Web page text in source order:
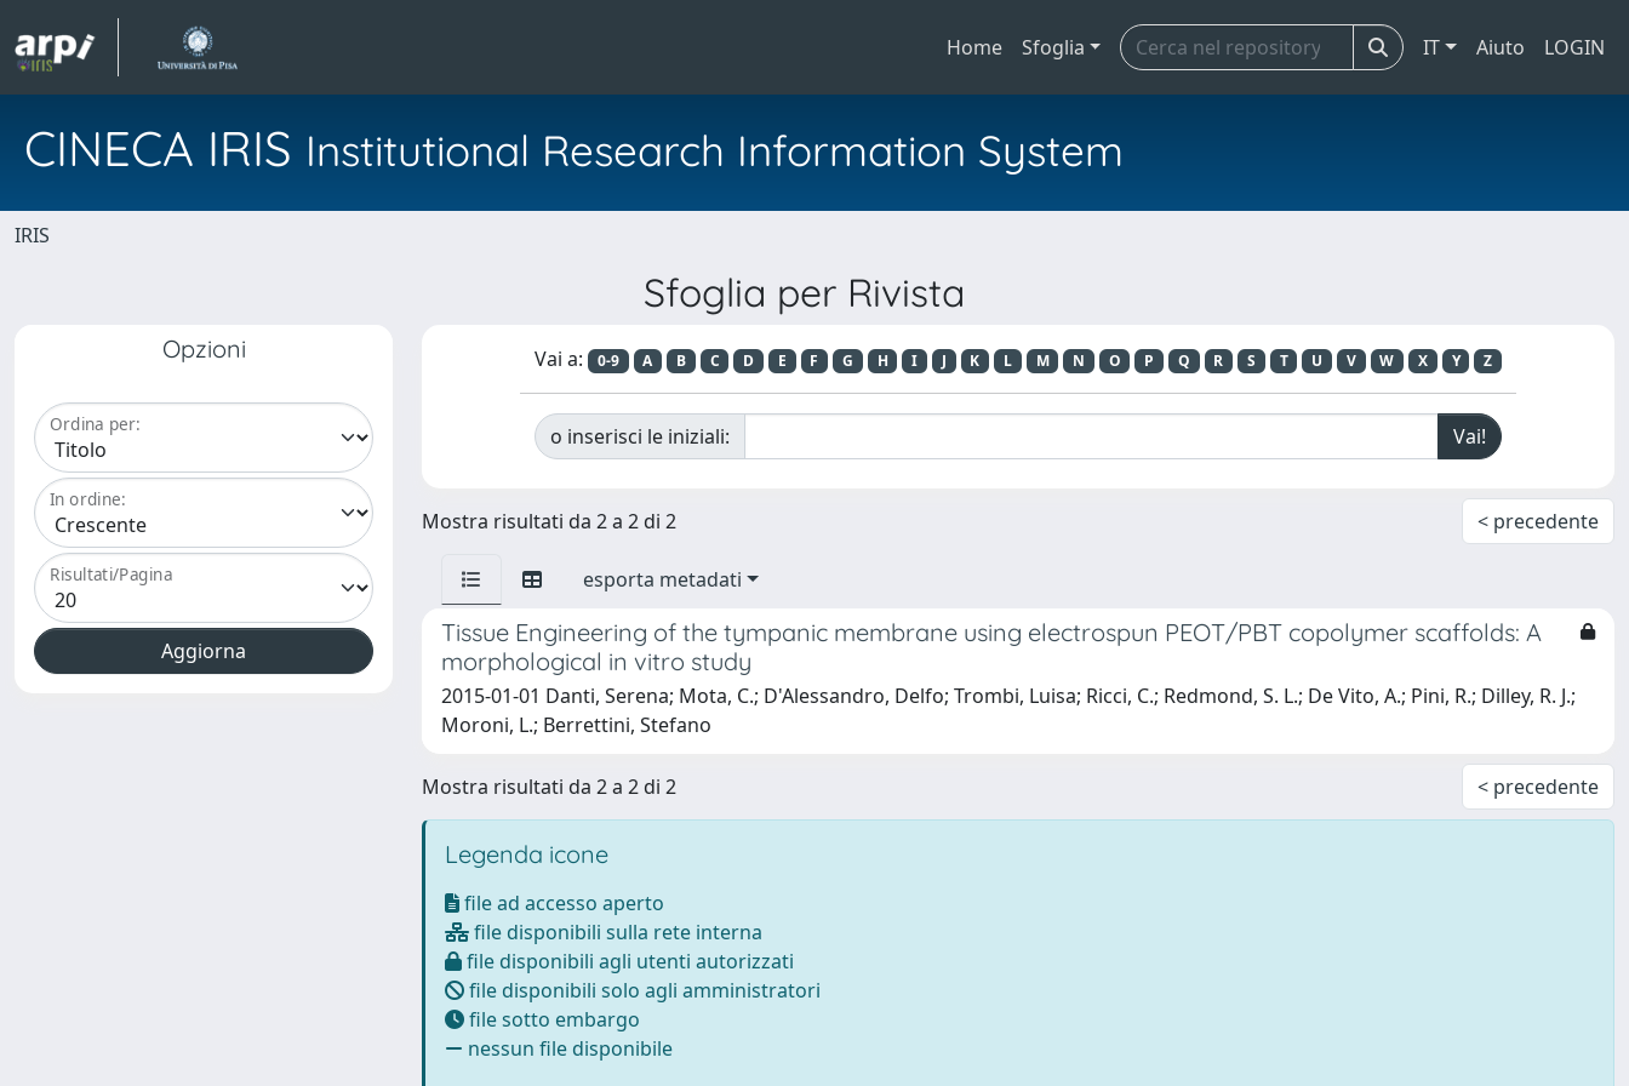
Home Sfoglia IT Aiuto LOGIN
CINECA IRIS Institutional Research Information System
IRIS
Sfoglia per Rivista
Opzioni
Ordina per:
In ordine:
Risultati/Pagina
Vai a: 0-9 A B C D E F G H I J K L M N O P Q R S T U V W X Y Z
o inserisci le iniziali:
Mostra risultati da 2 a 2 di 2 < precedente
esporta metadati
Tissue Engineering of the tympanic membrane using electrospun PEOT/PBT copolymer scaffolds: A
morphological in vitro study
2015-01-01 Danti, Serena; Mota, C.; D'Alessandro, Delfo; Trombi, Luisa; Ricci, C.; Redmond, S. L.; De Vito, A.; Pini, R.; Dilley, R. J.;
Moroni, L.; Berrettini, Stefano
Mostra risultati da 2 a 2 di 2 < precedente
Legenda icone
file ad accesso aperto
file disponibili sulla rete interna
file disponibili agli utenti autorizzati
file disponibili solo agli amministratori
file sotto embargo
nessun file disponibile